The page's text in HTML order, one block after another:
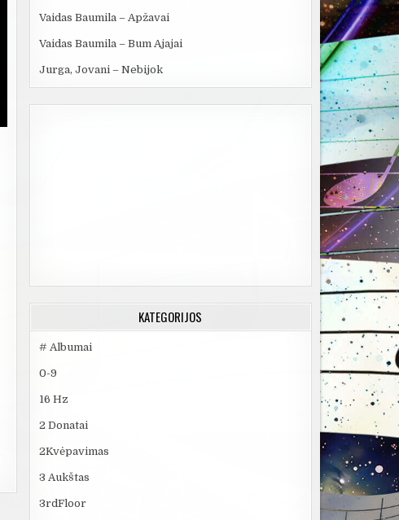
Vaidas Baumila – Apžavai
Vaidas Baumila – Bum Ajajai
Jurga, Jovani – Nebijok
KATEGORIJOS
# Albumai
0-9
16 Hz
2 Donatai
2Kvėpavimas
3 Aukštas
3rdFloor